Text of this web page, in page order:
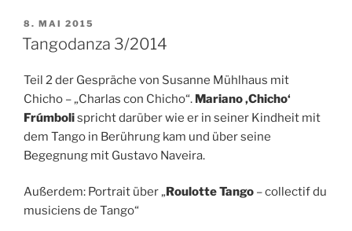
VERÖFFENTLICHT
AM
8. MAI 2015
Tangodanza 3/2014
Teil 2 der Gespräche von Susanne Mühlhaus mit
Chicho – „Charlas con Chicho“. Mariano ‚Chicho‘
Frúmbolispricht darüber wie er in seiner Kindheit mit
dem Tango in Berührung kam und über seine
Begegnung mit Gustavo Naveira.
Außerdem: Portrait über „Roulotte Tango – collectif du
musiciens de Tango“